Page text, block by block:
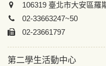
106319 臺北市大安區羅
02-33663247~50
02-23661797
第二學生活動中心